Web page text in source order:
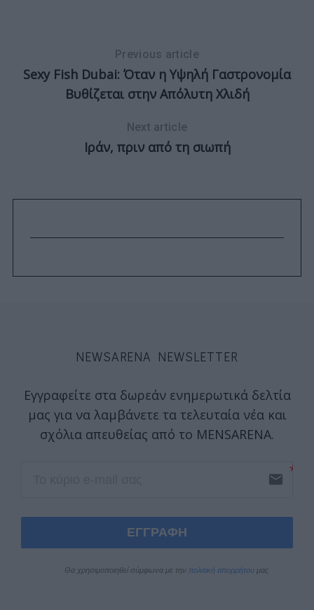
Previous article
Sexy Fish Dubai: Όταν η Υψηλή Γαστρονομία
Βυθίζεται στην Απόλυτη Χλιδή
Next article
Ιράν, πριν από τη σιωπή
NEWSARENA NEWSLETTER
Εγγραφείτε στα δωρεάν ενημερωτικά δελτία
μας για να λαμβάνετε τα τελευταία νέα και
σχόλια απευθείας από το MENSARENA.
email
ΕΓΓΡΑΦΗ
Θα χρησιμοποιηθεί σύμφωνα με την πολιτική απορρήτου μας